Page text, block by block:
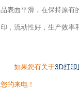
品表面平滑，在保持原有
印，流动性好，生产效率
如果您有关于3D打印
您的来电！